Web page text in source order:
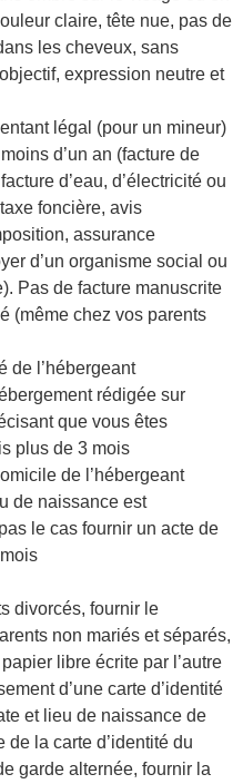
claire, tête nue, pas de
les cheveux, sans
expression neutre et
légal (pour un mineur)
d’un an (facture de
d’eau, d’électricité ou
foncière, avis
assurance
d’un organisme social ou
Pas de facture manuscrite
(même chez vos parents
de l’hébergeant
rédigée sur
que vous êtes
plus de 3 mois
de l’hébergeant
de naissance est
le cas fournir un acte de
divorcés, fournir le
non mariés et séparés,
libre écrite par l’autre
d’une carte d’identité
et lieu de naissance de
de la carte d’identité du
garde alternée, fournir la